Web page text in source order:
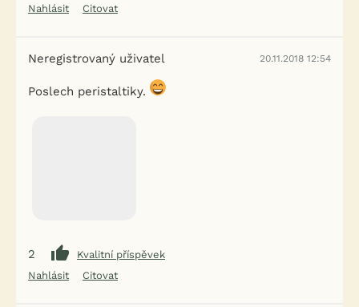
Nahlásit
Citovat
Neregistrovaný uživatel 20.11.2018 12:54
Poslech peristaltiky.
2
Kvalitní příspěvek
Nahlásit
Citovat